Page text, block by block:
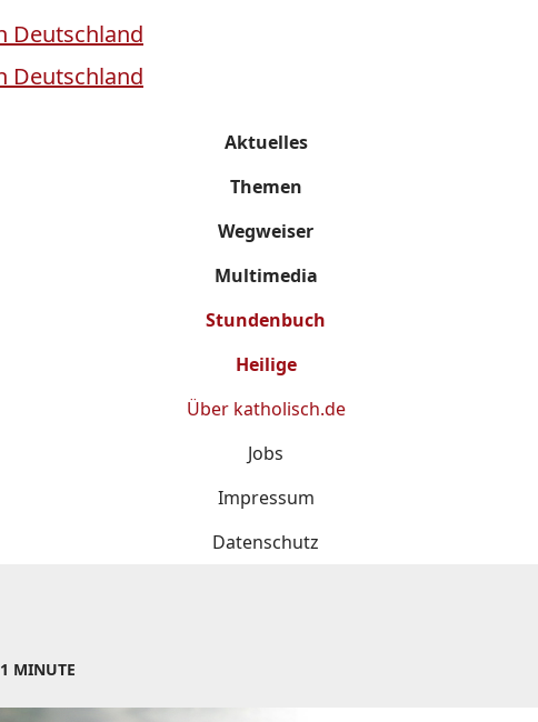
Aktuelles
Themen
Wegweiser
Multimedia
Stundenbuch
Heilige
Über katholisch.de
Jobs
Impressum
Datenschutz
1 MINUTE